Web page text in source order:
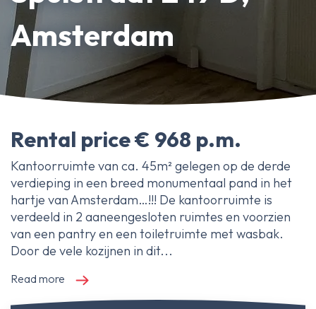
Amsterdam
Rental price € 968 p.m.
Kantoorruimte van ca. 45m² gelegen op de derde
verdieping in een breed monumentaal pand in het
hartje van Amsterdam…!!! De kantoorruimte is
verdeeld in 2 aaneengesloten ruimtes en voorzien
van een pantry en een toiletruimte met wasbak.
Door de vele kozijnen in dit...
Read more
About Ameo
Blog/News
Reviews
Contact